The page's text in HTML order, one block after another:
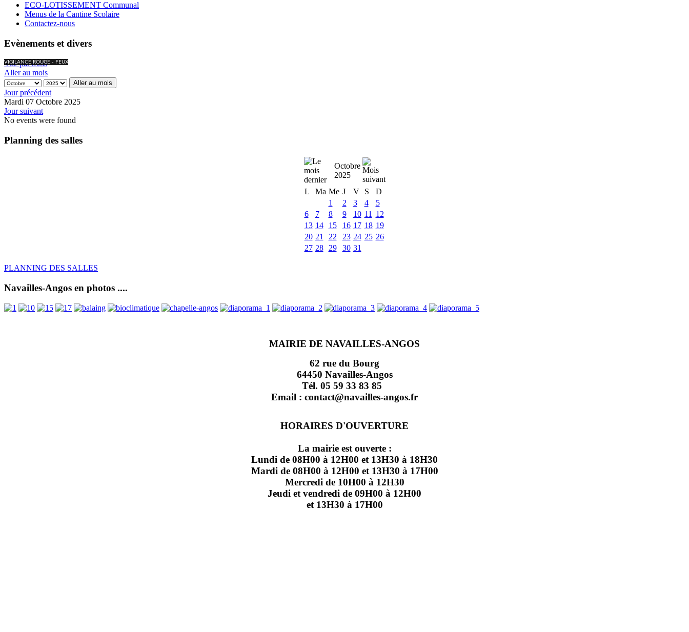
ECO-LOTISSEMENT Communal
Menus de la Cantine Scolaire
Contactez-nous
Evènements et divers
VIGILANCE ROUGE - FEUX
Vue par mois
Aller au mois
Aller au mois
Jour précédent
Mardi 07 Octobre 2025
Jour suivant
No events were found
Planning des salles
Octobre
2025
L
Ma Me J V S
D
1
2 3 4
5
6
7 8 9 10 11
12
13 14 15 16 17 18 19
20 21 22 23 24 25 26
27 28 29 30 31
PLANNING DES SALLES
Navailles-Angos en photos ....
MAIRIE DE NAVAILLES-ANGOS
62 rue du Bourg
64450 Navailles-Angos
Tél. 05 59 33 83 85
Email : contact@navailles-angos.fr
HORAIRES D'OUVERTURE
La mairie est ouverte :
Lundi de 08H00 à 12H00 et 13H30 à 18H30
Mardi de 08H00 à 12H00 et 13H30 à 17H00
Mercredi de 10H00 à 12H30
Jeudi et vendredi de 09H00 à 12H00
et 13H30 à 17H00